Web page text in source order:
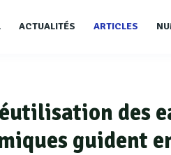
ACTUALITÉS ARTICLES
des
guident